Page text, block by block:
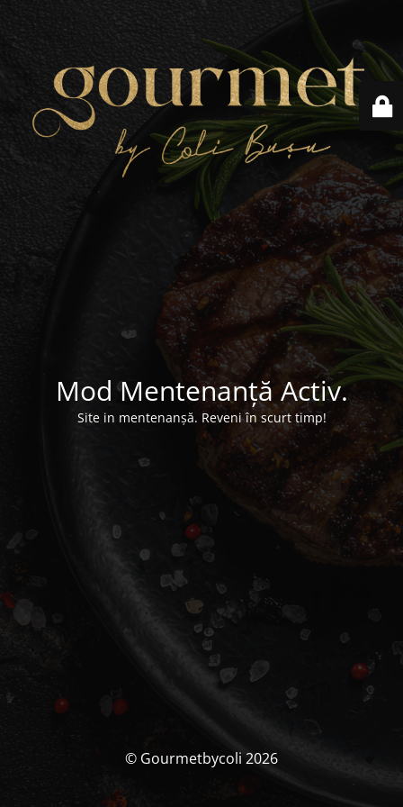
Mod Mentenanță Activ.
Site in mentenanșă. Reveni în scurt timp!
© Gourmetbycoli 2026